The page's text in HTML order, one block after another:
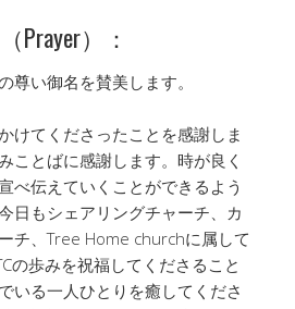
）：
尊い御名を賛美します。
けてくださったことを感謝しま
ことばに感謝します。時が良く
べ伝えていくことができるよう
日もシェアリングチャーチ、カ
チ、Tree Home churchに属して
の歩みを祝福してくださること
いる一人ひとりを癒してくださ